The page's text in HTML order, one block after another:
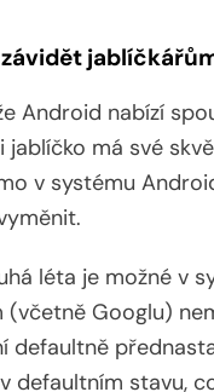
Android nabízí
má své
v systému
léta je možné v
Googlu)
defaultním stavu,